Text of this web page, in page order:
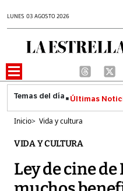
LUNES 03 AGOSTO 2026
Últimas
Inicio> Vida y cultura
VIDA Y CULTURA
Ley de cine